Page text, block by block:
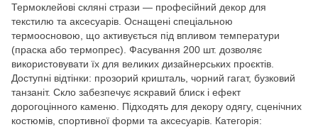
Термоклейові скляні стрази — професійний декор для
текстилю та аксесуарів. Оснащені спеціальною
термоосновою, що активується під впливом температури
(праска або термопрес). Фасування 200 шт. дозволяє
використовувати їх для великих дизайнерських проєктів.
Доступні відтінки: прозорий кришталь, чорний гагат, бузковий
танзаніт. Скло забезпечує яскравий блиск і ефект
дорогоцінного каменю. Підходять для декору одягу, сценічних
костюмів, спортивної форми та аксесуарів. Категорія: